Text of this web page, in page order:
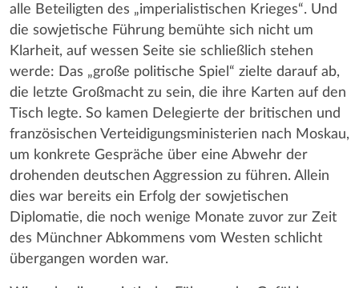
alle Beteiligten des „imperialistischen Krieges“. Und
die sowjetische Führung bemühte sich nicht um
Klarheit, auf wessen Seite sie schließlich stehen
werde: Das „große politische Spiel“ zielte darauf ab,
die letzte Großmacht zu sein, die ihre Karten auf den
Tisch legte. So kamen Delegierte der britischen und
französischen Verteidigungsministerien nach Moskau,
um konkrete Gespräche über eine Abwehr der
drohenden deutschen Aggression zu führen. Allein
dies war bereits ein Erfolg der sowjetischen
Diplomatie, die noch wenige Monate zuvor zur Zeit
des Münchner Abkommens vom Westen schlicht
übergangen worden war.